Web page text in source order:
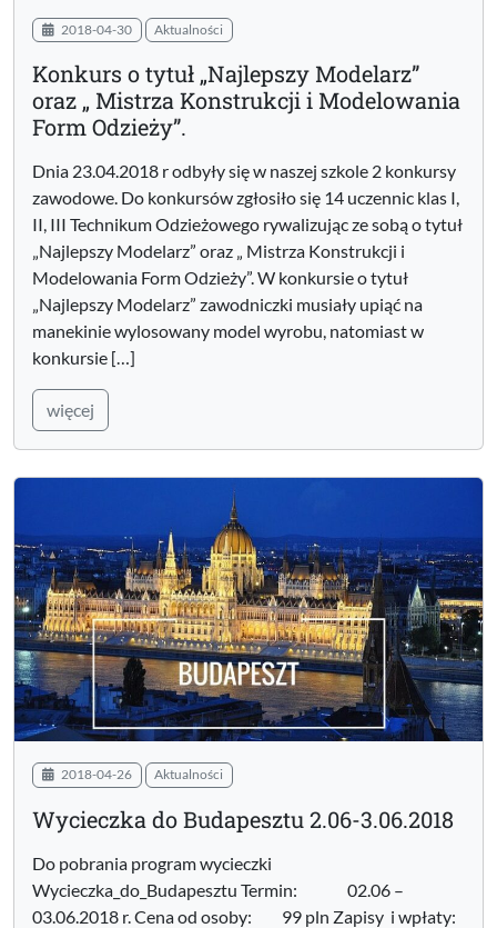
2018-04-30 Aktualności
Konkurs o tytuł „Najlepszy Modelarz”
oraz „ Mistrza Konstrukcji i Modelowania
Form Odzieży”.
Dnia 23.04.2018 r odbyły się w naszej szkole 2 konkursy
zawodowe. Do konkursów zgłosiło się 14 uczennic klas I,
II, III Technikum Odzieżowego rywalizując ze sobą o tytuł
„Najlepszy Modelarz” oraz „ Mistrza Konstrukcji i
Modelowania Form Odzieży”. W konkursie o tytuł
„Najlepszy Modelarz” zawodniczki musiały upiąć na
manekinie wylosowany model wyrobu, natomiast w
konkursie […]
więcej
2018-04-26 Aktualności
Wycieczka do Budapesztu 2.06-3.06.2018
Do pobrania program wycieczki
Wycieczka_do_Budapesztu Termin: 02.06 –
03.06.2018 r. Cena od osoby: 99 pln Zapisy i wpłaty: